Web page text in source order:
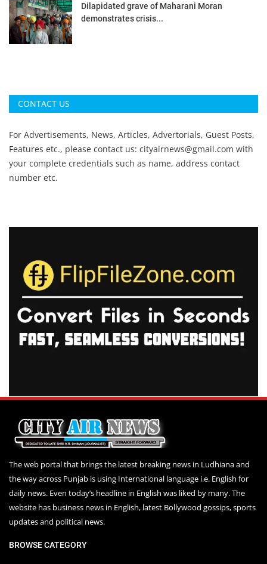
Dilapidated grave of Maharani Moran
demonstrates crisis...
CONTACT US
For Advertisements, News, Articles, Advertorials, Guest Posts,
Features etc., please contact us: cityairnews@gmail.com with
your complete credentials such as name, address contact
number etc.
The web portal that brings the latest breaking news in Ludhiana and
the way across Punjab is using International language i.e. English for
daily news. Even today’s headline in English was liked by many. The
website has business news in English, latest Bollywood gossips, sports
updates and political news.
BROWSE CATEGORY